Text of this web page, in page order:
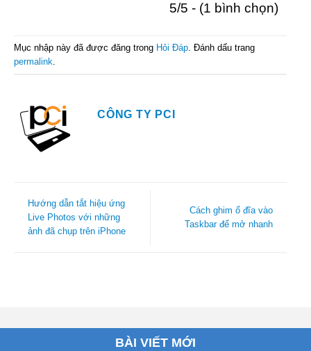
5/5 - (1 bình chọn)
Mục nhập này đã được đăng trong Hỏi Đáp . Đánh dấu trang
permalink
CÔNG TY PCI
Hướng dẫn tắt hiệu ứng
Live Photos với những
ảnh đã chụp trên iPhone
Cách ghim ổ đĩa vào
Taskbar để mở nhanh
BÀI VIẾT MỚI